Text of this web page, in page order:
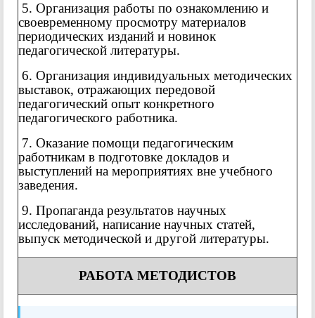
5. Организация работы по ознакомлению и
своевременному просмотру материалов
периодических изданий и новинок
педагогической литературы.
6. Организация индивидуальных методических
выставок, отражающих передовой
педагогический опыт конкретного
педагогического работника.
7. Оказание помощи педагогическим
работникам в подготовке докладов и
выступлений на мероприятиях вне учебного
заведения.
9. Пропаганда результатов научных
исследований, написание научных статей,
выпуск методической и другой литературы.
РАБОТА МЕТОДИСТОВ